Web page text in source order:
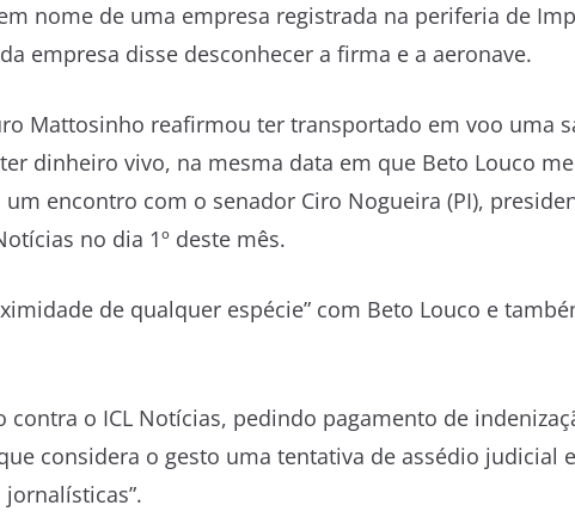
nome de uma empresa registrada na periferia de
empresa disse desconhecer a firma e a aeronave.
Mattosinho reafirmou ter transportado em voo uma
dinheiro vivo, na mesma data em que Beto Louco
encontro com o senador Ciro Nogueira (PI),
no dia 1º deste mês.
de qualquer espécie” com Beto Louco e
contra o ICL Notícias, pedindo pagamento de
considera o gesto uma tentativa de assédio judicial